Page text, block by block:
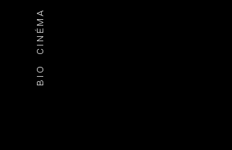
BIO
CINÉMA